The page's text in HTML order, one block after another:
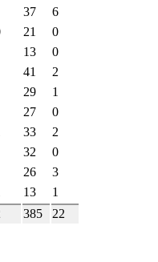
37
6
21
0
13
0
41
2
29
1
27
0
33
2
32
0
26
3
13
1
385 22